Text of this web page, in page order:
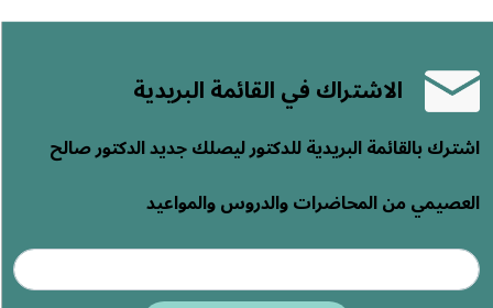
الاشتراك في القائمة البريدية
اشترك بالقائمة البريدية للدكتور ليصلك جديد الدكتور صالح
العصيمي من المحاضرات والدروس والمواعيد